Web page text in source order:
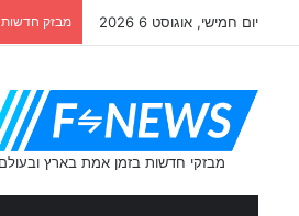
יום חמישי, אוגוסט 6 2026 מבזק חדשות